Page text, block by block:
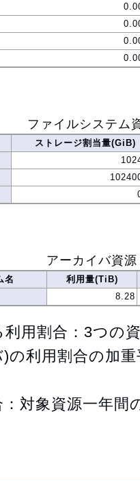
ファイルシステム
ストレージ割当量(GiB)
アーカイバ資源
名
利用量(TiB)
8.28
用割合：3つの
の利用割合の加重
対象資源一年間